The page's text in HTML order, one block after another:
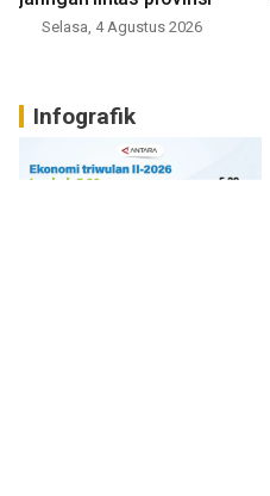
Selasa, 4 Agustus 2026
Infografik